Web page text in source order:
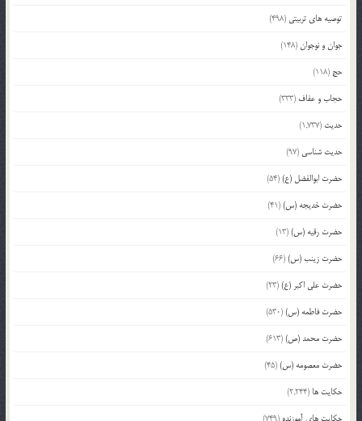
توصیه های تربیتی (498)
جوان و نوجوان(148)
حج (118)
حجاب و عفاف (333)
حدیث (1,737)
حدیث شناسی (97)
حضرت ابوالفضل (ع)(54)
حضرت خدیجه (س)(41)
حضرت رقیه (س)(13)
حضرت زینب (س)(66)
حضرت علی اکبر (ع)(23)
حضرت فاطمه (س)(530)
حضرت محمد (ص)(613)
حضرت معصومه (س)(45)
حکایت ها (2,244)